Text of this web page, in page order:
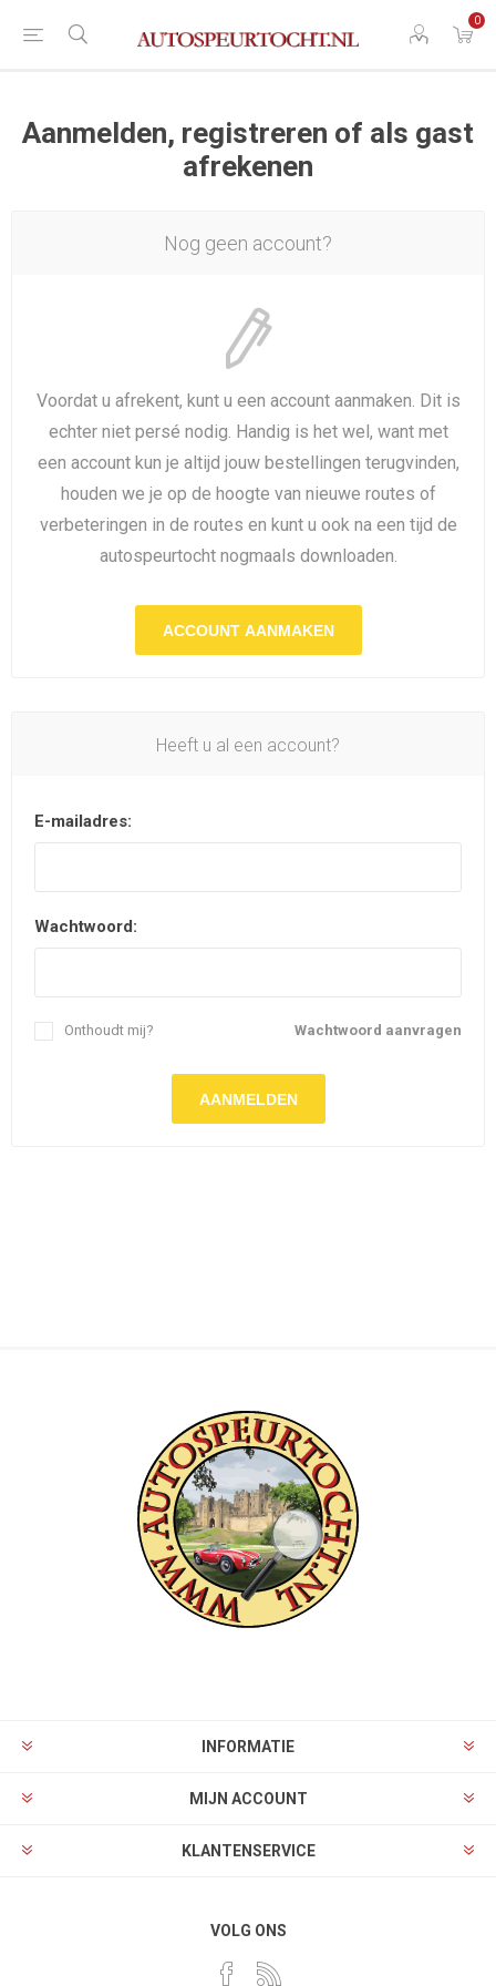
0
Aanmelden, registreren of als gast
afrekenen
Nog geen account?
Voordat u afrekent, kunt u een account aanmaken. Dit is
echter niet persé nodig. Handig is het wel, want met
een account kun je altijd jouw bestellingen terugvinden,
houden we je op de hoogte van nieuwe routes of
verbeteringen in de routes en kunt u ook na een tijd de
autospeurtocht nogmaals downloaden.
ACCOUNT AANMAKEN
Heeft u al een account?
E-mailadres:
Wachtwoord:
Wachtwoord aanvragen
Onthoudt mij?
AANMELDEN
INFORMATIE
MIJN ACCOUNT
KLANTENSERVICE
VOLG ONS